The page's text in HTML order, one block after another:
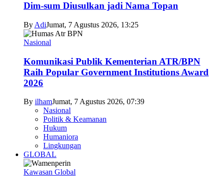
Dim-sum Diusulkan jadi Nama Topan
By AdiJumat, 7 Agustus 2026, 13:25
Nasional
Komunikasi Publik Kementerian ATR/BPN
Raih Popular Government Institutions Award
2026
By ilhamJumat, 7 Agustus 2026, 07:39
Nasional
Politik & Keamanan
Hukum
Humaniora
Lingkungan
GLOBAL
Kawasan Global